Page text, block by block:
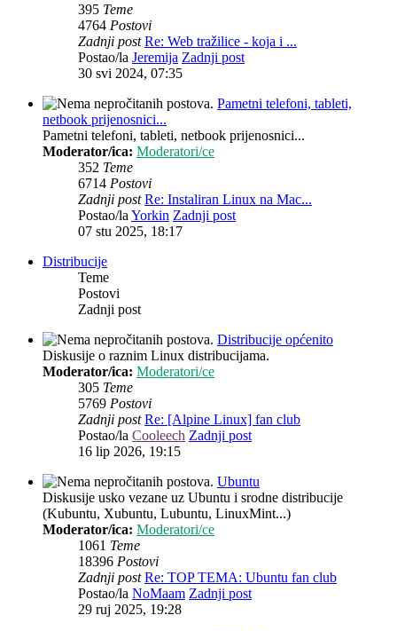
395 Teme
4764 Postovi
Zadnji post Re: Web tražilice - koja i ...
Postao/la Jeremija Zadnji post
30 svi 2024, 07:35
Pametni telefoni, tableti,
netbook prijenosnici...
Pametni telefoni, tableti, netbook prijenosnici...
Moderator/ica: Moderatori/ce
352 Teme
6714 Postovi
Zadnji post Re: Instaliran Linux na Mac...
Postao/laYorkin Zadnji post
07 stu 2025, 18:17
Distribucije
Teme
Postovi
Zadnji post
Distribucije općenito
Diskusije o raznim Linux distribucijama.
Moderator/ica: Moderatori/ce
305 Teme
5769 Postovi
Zadnji post Re: [Alpine Linux] fan club
Postao/la Cooleech Zadnji post
16 lip 2026, 19:15
Ubuntu
Diskusije usko vezane uz Ubuntu i srodne distribucije
(Kubuntu, Xubuntu, Lubuntu, LinuxMint...)
Moderator/ica: Moderatori/ce
1061 Teme
18396 Postovi
Zadnji post Re: TOP TEMA: Ubuntu fan club
Postao/la NoMaam Zadnji post
29 ruj 2025, 19:28